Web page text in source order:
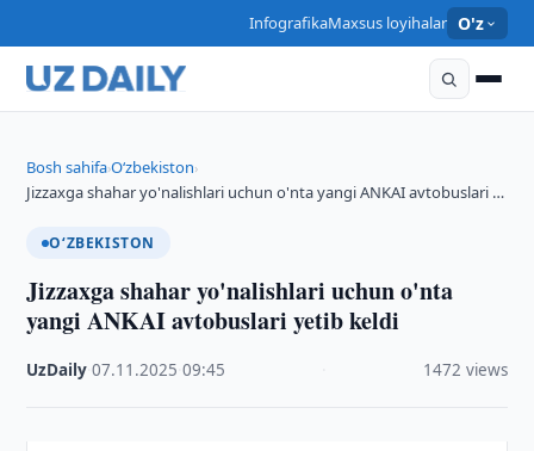
InfografikaMaxsus loyihalar O'z
Bosh sahifa›O‘zbekiston›
Jizzaxga shahar yo'nalishlari uchun o'nta yangi ANKAI avtobuslari …
O‘ZBEKISTON
Jizzaxga shahar yo'nalishlari uchun o'nta
yangi ANKAI avtobuslari yetib keldi
UzDaily ·07.11.2025 ·09:45 1472 views